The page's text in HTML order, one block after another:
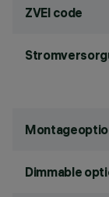
ZVEI code
Dimmable